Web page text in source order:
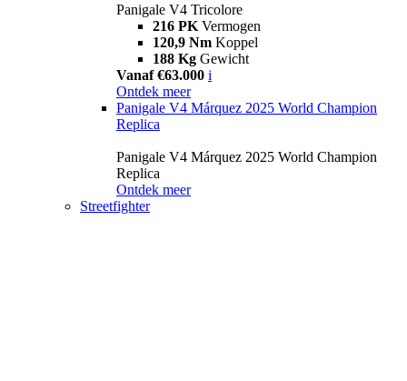
Panigale V4 Tricolore
216 PK Vermogen
120,9 Nm Koppel
188 Kg Gewicht
Vanaf €63.000 i
Ontdek meer
Panigale V4 Márquez 2025 World Champion
Replica
Panigale V4 Márquez 2025 World Champion
Replica
Ontdek meer
Streetfighter